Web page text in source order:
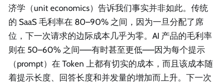
济学（unit economics）告诉我们事实并非如此。传统
的 SaaS 毛利率在 80–90% 之间，因为一旦分配了席
位，下一次请求的边际成本几乎为零。AI 产品的毛利率
则在 50–60% 之间——有时甚至更低——因为每个提示
（prompt）在 Token 上都有切实的成本，而且该成本随
着提示长度、回答长度和并发量的增加而上升。下一次